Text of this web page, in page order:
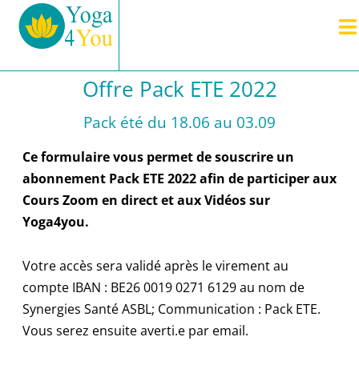
Offre Pack ETE 2022
Pack été du 18.06 au 03.09
Ce formulaire vous permet de souscrire un
abonnement Pack ETE 2022 afin de participer aux
Cours Zoom en direct et aux Vidéos sur
Yoga4you.
Votre accès sera validé après le virement au
compte IBAN : BE26 0019 0271 6129 au nom de
Synergies Santé ASBL; Communication : Pack ETE.
Vous serez ensuite averti.e par email.